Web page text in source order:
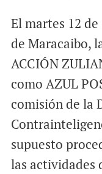
El martes 12
de Maracaibo,
ACCIÓN
como AZUL
comisión de la
supuesto
las actividades